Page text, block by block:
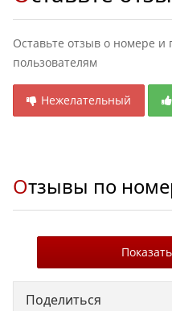
Оставьте отзыв о номере и
пользователям
Нежелательный
Отзывы по
Поделиться